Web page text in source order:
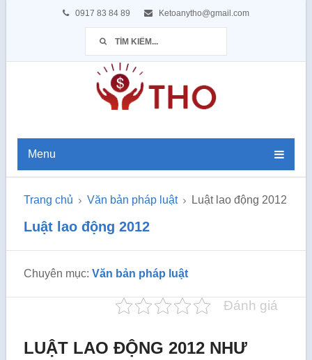
0917 83 84 89 Ketoanytho@gmail.com
Menu
Trang chủ Văn bản pháp luật Luật lao động 2012
Luật lao động 2012
Chuyên mục: Văn bản pháp luật
Đánh giá
LUẬT LAO ĐỘNG 2012 NHƯ